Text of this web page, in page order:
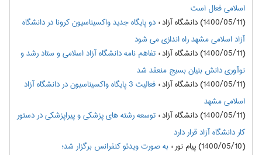
اسلامی فعال است
(1400/05/11) دانشگاه آزاد
:دو پایگاه جدید واکسیناسیون کرونا در دانشگاه
آزاد اسلامی مشهد راه اندازی می شود
(1400/05/11) دانشگاه آزاد
:تفاهم نامه دانشگاه آزاد اسلامی و ستاد رشد و
نوآوری دانش بنیان بسیج منعقد شد
(1400/05/11) دانشگاه آزاد
:
فعالیت 3 پایگاه واکسیناسیون در دانشگاه آزاد
اسلامی مشهد
(1400/05/11) دانشگاه آزاد
:توسعه رشته های پزشکی و پیراپزشکی در دستور
کار دانشگاه آزاد قرار دارد
(1400/05/10) پیام نور
:به صورت ویدئو کنفرانس برگزار شد؛